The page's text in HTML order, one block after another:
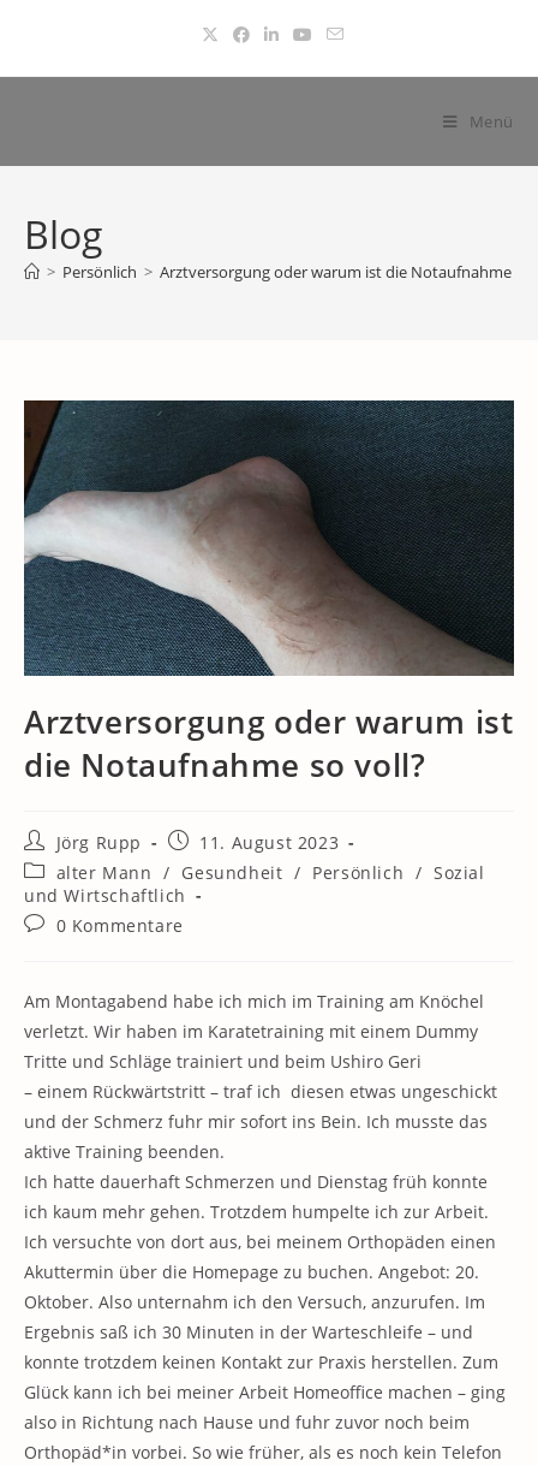
springen
Menü
Blog
> Persönlich > Arztversorgung oder warum ist die Notaufnahme so
Arztversorgung oder warum ist
die Notaufnahme so voll?
Beitrags-
Autor:
Jörg Rupp
Beitrag
veröffentlicht:
11. August 2023
Beitrags-
Kategorie:
alter Mann / Gesundheit / Persönlich / Sozial
und Wirtschaftlich
Beitrags-
0 Kommentare
Am Montagabend habe ich mich im Training am Knöchel
verletzt. Wir haben im Karatetraining mit einem Dummy
Tritte und Schläge trainiert und beim Ushiro Geri
– einem Rückwärtstritt – traf ich diesen etwas ungeschickt
und der Schmerz fuhr mir sofort ins Bein. Ich musste das
aktive Training beenden.
Ich hatte dauerhaft Schmerzen und Dienstag früh konnte
ich kaum mehr gehen. Trotzdem humpelte ich zur Arbeit.
Ich versuchte von dort aus, bei meinem Orthopäden einen
Akuttermin über die Homepage zu buchen. Angebot: 20.
Oktober. Also unternahm ich den Versuch, anzurufen. Im
Ergebnis saß ich 30 Minuten in der Warteschleife – und
konnte trotzdem keinen Kontakt zur Praxis herstellen. Zum
Glück kann ich bei meiner Arbeit Homeoffice machen – ging
also in Richtung nach Hause und fuhr zuvor noch beim
Orthopäd*in vorbei. So wie früher, als es noch kein Telefon